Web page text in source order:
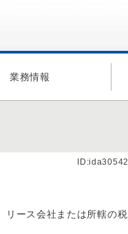
業務情報
ID:ida30542
リース会社または所轄の税